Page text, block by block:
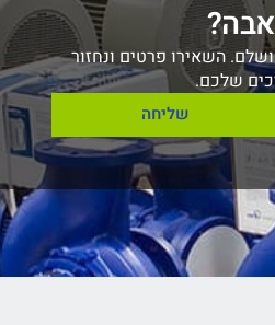
השאירו פרטים ונחזור
שלכם.
שליחה